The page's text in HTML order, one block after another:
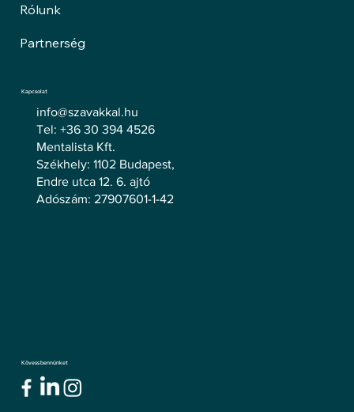
Rólunk
Partnerség
Kapcsolat
info@szavakkal.hu
Tel: +36 30 394 4526
Mentalista Kft.
Székhely: 1102 Budapest,
Endre utca 12. 6. ajtó
Adószám: 27907601-1-42
Kövess bennünket